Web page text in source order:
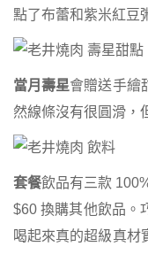
點了布蕾和紫米紅豆
當月壽星會贈送手繪
然線條沒有很圓滑，
套餐飲品有三款
$60 換購其他飲品。
喝起來真的超級真材